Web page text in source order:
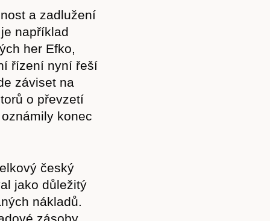
Předplatné
a zadlužení
například
her Efko,
řízení nyní řeší
záviset na
o převzetí
konec
český
jako důležitý
nákladů.